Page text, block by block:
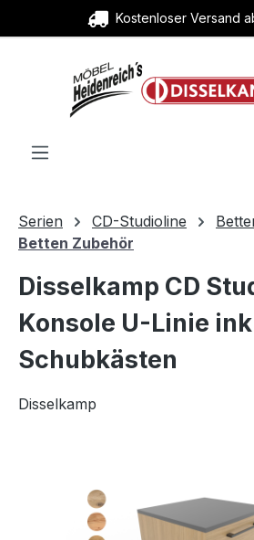
Zum Hauptinhalt springen
Kostenloser Versand
Serien CD-Studioline
Betten Zubehör
Disselkamp CD
Konsole U-Linie
Schubkästen
Disselkamp